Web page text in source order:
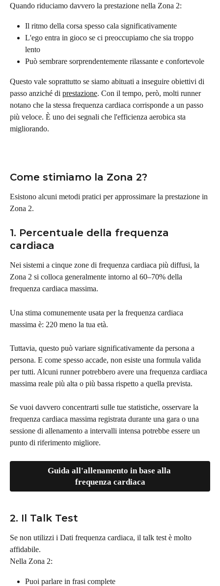
Quando riduciamo davvero la prestazione nella Zona 2:
Il ritmo della corsa spesso cala significativamente
L'ego entra in gioco se ci preoccupiamo che sia troppo
lento
Può sembrare sorprendentemente rilassante e confortevole
Questo vale soprattutto se siamo abituati a inseguire obiettivi di
passo anziché di prestazione. Con il tempo, però, molti runner
notano che la stessa frequenza cardiaca corrisponde a un passo
più veloce. È uno dei segnali che l'efficienza aerobica sta
migliorando.
Come stimiamo la Zona 2?
Esistono alcuni metodi pratici per approssimare la prestazione in
Zona 2.
1. Percentuale della frequenza
cardiaca
Nei sistemi a cinque zone di frequenza cardiaca più diffusi, la
Zona 2 si colloca generalmente intorno al 60–70% della
frequenza cardiaca massima.
Una stima comunemente usata per la frequenza cardiaca
massima è: 220 meno la tua età.
Tuttavia, questo può variare significativamente da persona a
persona. E come spesso accade, non esiste una formula valida
per tutti. Alcuni runner potrebbero avere una frequenza cardiaca
massima reale più alta o più bassa rispetto a quella prevista.
Se vuoi davvero concentrarti sulle tue statistiche, osservare la
frequenza cardiaca massima registrata durante una gara o una
sessione di allenamento a intervalli intensa potrebbe essere un
punto di riferimento migliore.
Guida all'allenamento in base alla
frequenza cardiaca
2. Il Talk Test
Se non utilizzi i Dati frequenza cardiaca, il talk test è molto
affidabile.
Nella Zona 2:
Puoi parlare in frasi complete